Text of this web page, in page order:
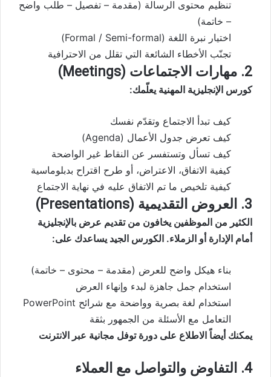
تنظيم محتوى الرسالة (مقدمة – تفصيل – طلب واضح
– خاتمة)
اختيار نبرة اللغة (Formal / Semi-formal)
تجنّب الأخطاء الشائعة التي تقلل من الاحترافية
2. مهارات الاجتماعات (Meetings)
كورس الإنجليزية المهنية يعلّمك:
كيف تبدأ الاجتماع وتقدّم نفسك
كيف تعرض جدول الأعمال (Agenda)
كيف تسأل وتستفسر عن النقاط غير الواضحة
كيفية الاتفاق، الاعتراض، أو طرح اقتراح بدبلوماسية
كيفية تلخيص ما تم الاتفاق عليه في نهاية الاجتماع
3. العروض التقديمية (Presentations)
الكثير من الموظفين يخافون من تقديم عرض بالإنجليزية
أمام الإدارة أو الزملاء. الكورس الجيد يساعدك على:
بناء هيكل واضح للعرض (مقدمة – محتوى – خاتمة)
استخدام جمل جاهزة لبدء وإنهاء العرض
استخدام لغة بصرية وواضحة مع شرائح PowerPoint
التعامل مع الأسئلة من الجمهور بثقة
يمكنك أيضاً الاطلاع على دورة توفل مجانية عبر الانترنت
4. التفاوض والتواصل مع العملاء